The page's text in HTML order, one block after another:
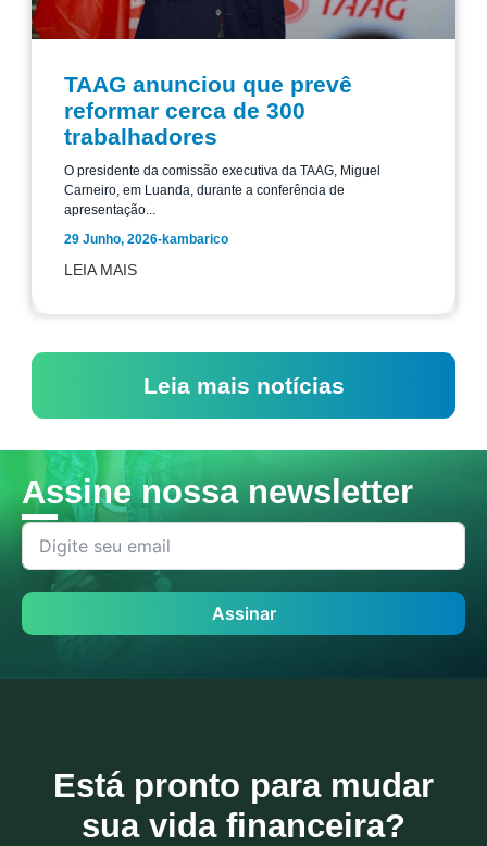
TAAG anunciou que prevê
reformar cerca de 300
trabalhadores
O presidente da comissão executiva da TAAG, Miguel
Carneiro, em Luanda, durante a conferência de
apresentação...
29 Junho, 2026-kambarico
LEIA MAIS
Leia mais notícias
Assine nossa newsletter
Assinar
Está pronto para mudar
sua vida financeira?